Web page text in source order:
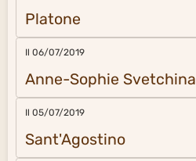
Platone
Il 06/07/2019
Anne-Sophie Svetchina
Il 05/07/2019
Sant'Agostino